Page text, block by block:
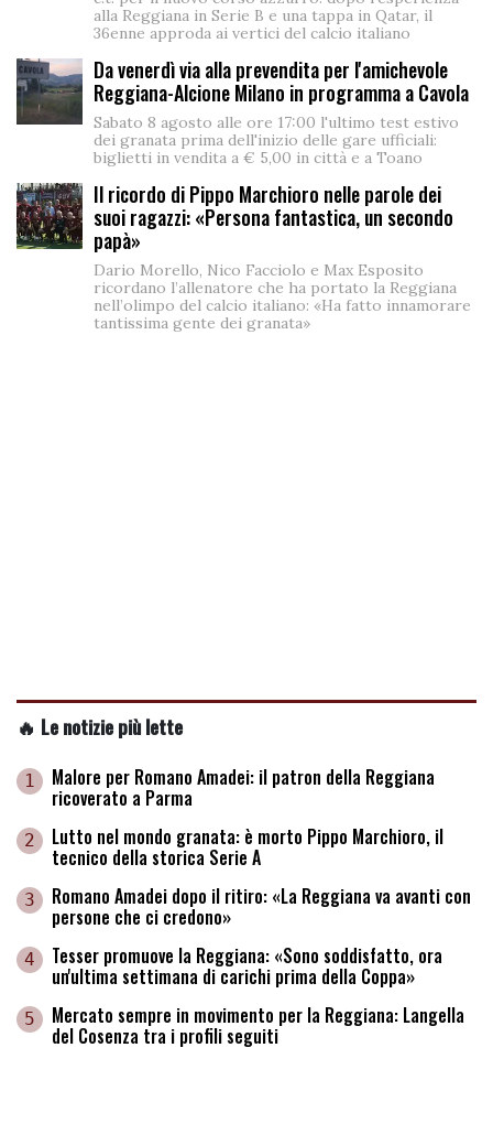
alla Reggiana in Serie B e una tappa in Qatar, il
36enne approda ai vertici del calcio italiano
Da venerdì via alla prevendita per l'amichevole
Reggiana-Alcione Milano in programma a Cavola
Sabato 8 agosto alle ore 17:00 l'ultimo test estivo
dei granata prima dell'inizio delle gare ufficiali:
biglietti in vendita a € 5,00 in città e a Toano
Il ricordo di Pippo Marchioro nelle parole dei
suoi ragazzi: «Persona fantastica, un secondo
papà»
Dario Morello, Nico Facciolo e Max Esposito
ricordano l’allenatore che ha portato la Reggiana
nell’olimpo del calcio italiano: «Ha fatto innamorare
tantissima gente dei granata»
🔥 Le notizie più lette
1 Malore per Romano Amadei: il patron della Reggiana
ricoverato a Parma
2 Lutto nel mondo granata: è morto Pippo Marchioro, il
tecnico della storica Serie A
3 Romano Amadei dopo il ritiro: «La Reggiana va avanti con
persone che ci credono»
4 Tesser promuove la Reggiana: «Sono soddisfatto, ora
un'ultima settimana di carichi prima della Coppa»
5 Mercato sempre in movimento per la Reggiana: Langella
del Cosenza tra i profili seguiti